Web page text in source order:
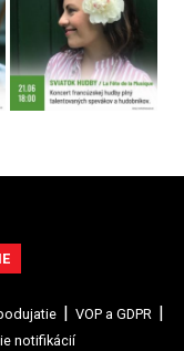
VOP a GDPR
notifikácií